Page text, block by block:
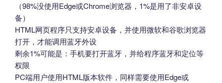
（98%没使用Edge或Chrome浏览器，1%是用了非安卓设
备）
HTML网页程序只支持安卓设备，并使用微软和谷歌浏览器
打开，才能调用蓝牙外设
剩余1%可能是：手机要打开蓝牙，并给程序蓝牙和定位等
权限
PC端用户使用HTML版本软件，同样需要使用Edge或